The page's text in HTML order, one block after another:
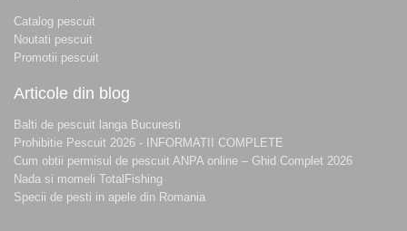
Catalog pescuit
Noutati pescuit
Promotii pescuit
Articole din blog
Balti de pescuit langa Bucuresti
Prohibitie Pescuit 2026 - INFORMATII COMPLETE
Cum obtii permisul de pescuit ANPA online – Ghid Complet 2026
Nada si momeli TotalFishing
Specii de pesti in apele din Romania